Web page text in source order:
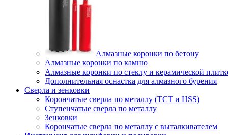
Алмазные коронки по бетону
Алмазные коронки по камню
Алмазные коронки по стеклу и керамической
Дополнительная оснастка для алмазного бурения
Сверла и зенковки
Корончатые сверла по металлу (TCT и HSS)
Ступенчатые сверла по металлу
Зенковки
Корончатые сверла по металлу c выталкивателем